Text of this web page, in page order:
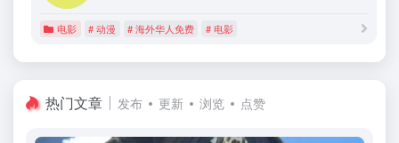
电影 # 动漫 # 海外华人免费 # 电影
热门文章 发布 更新 浏览 点赞